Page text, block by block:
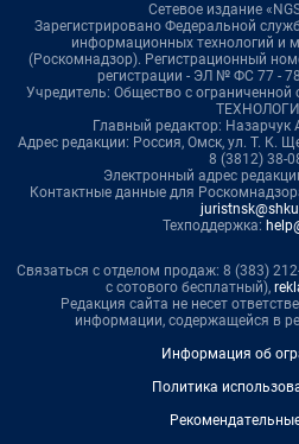
Сетевое издание
Зарегистрировано Федеральной
информационных технологий и
(Роскомнадзор). Регистрационный
регистрации - ЭЛ № ФС 77 -
Учредитель: Общество с
Главный редактор: Назарчук
Адрес редакции: Россия, Омск, ул. Т. К.
8 (3812) 38-
Электронный адрес
Контактные данные для
Техподдержка:
Связаться с отделом продаж: 8 (383)
с сотового бесплатный),
Редакция сайта не несет
информации, содержащейся в
Информация об
Политика